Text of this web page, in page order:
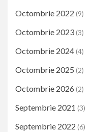
Octombrie 2022 (9)
Octombrie 2023(3)
Octombrie 2024(4)
Octombrie 2025 (2)
Octombrie 2026 (2)
Septembrie 2021 (3)
Septembrie 2022 (6)